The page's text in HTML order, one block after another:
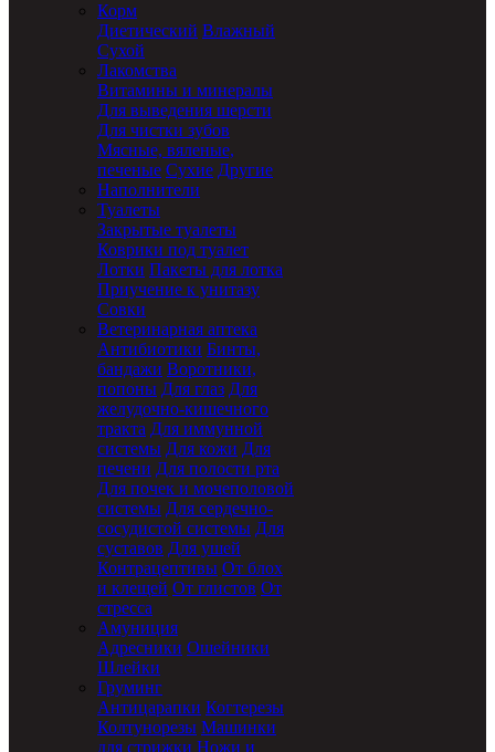
Корм
Диетический Влажный
Сухой
Лакомства
Витамины и минералы
Для выведения шерсти
Для чистки зубов
Мясные, вяленые,
печеные Сухие Другие
Наполнители
Туалеты
Закрытые туалеты
Коврики под туалет
Лотки Пакеты для лотка
Приучение к унитазу
Совки
Ветеринарная аптека
Антибиотики Бинты,
бандажи Воротники,
попоны Для глаз Для
желудочно-кишечного
тракта Для иммунной
системы Для кожи Для
печени Для полости рта
Для почек и мочеполовой
системы Для сердечно-
сосудистой системы Для
суставов Для ушей
Контрацептивы От блох
и клещей От глистов От
стресса
Амуниция
Адресники Ошейники
Шлейки
Груминг
Антицарапки Когтерезы
Колтунорезы Машинки
для стрижки Ножи и